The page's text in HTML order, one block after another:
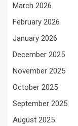
March 2026
February 2026
January 2026
December 2025
November 2025
October 2025
September 2025
August 2025